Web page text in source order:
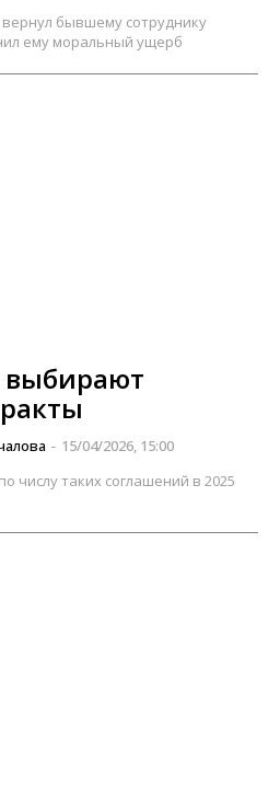
бывшему сотруднику
ему моральный ущерб
- 15/04/2026, 15:00
числу таких соглашений в 2025